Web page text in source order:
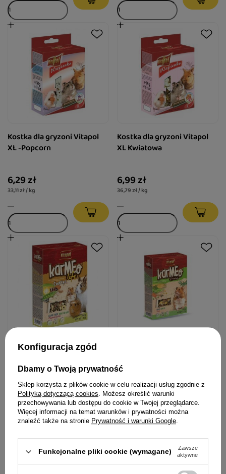
Kostka dla gryzoni Vitapol
XL -Popcorn
6,29 zł
33,11 zł / kg
Kostka dla gryzoni Vitapol
XL Kwiatowa
6,99 zł
36,79 zł / kg
Koktajl dla gryzoni i krolika
8,99 zł
17,98 zł / kg
7,99 zł
15,98 zł / kg
Konfiguracja zgód
Dbamy o Twoją prywatność
Sklep korzysta z plików cookie w celu realizacji usług zgodnie z
Polityką dotyczącą cookies. Możesz określić warunki
przechowywania lub dostępu do cookie w Twojej przeglądarce.
Więcej informacji na temat warunków i prywatności można
znaleźć także na stronie Prywatność i warunki Google.
Funkcjonalne pliki cookie (wymagane)
Zawsze
aktywne